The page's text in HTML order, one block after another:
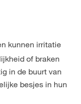
kunnen irritatie
of braken
in de buurt van
besjes in hun